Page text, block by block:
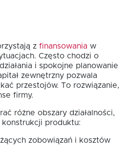
z finansowania w
Często chodzi o
i spokojne planowanie
zewnętrzny pozwala
przestojów. To rozwiązanie,
firmy.
różne obszary działalności,
produktu:
zobowiązań i kosztów